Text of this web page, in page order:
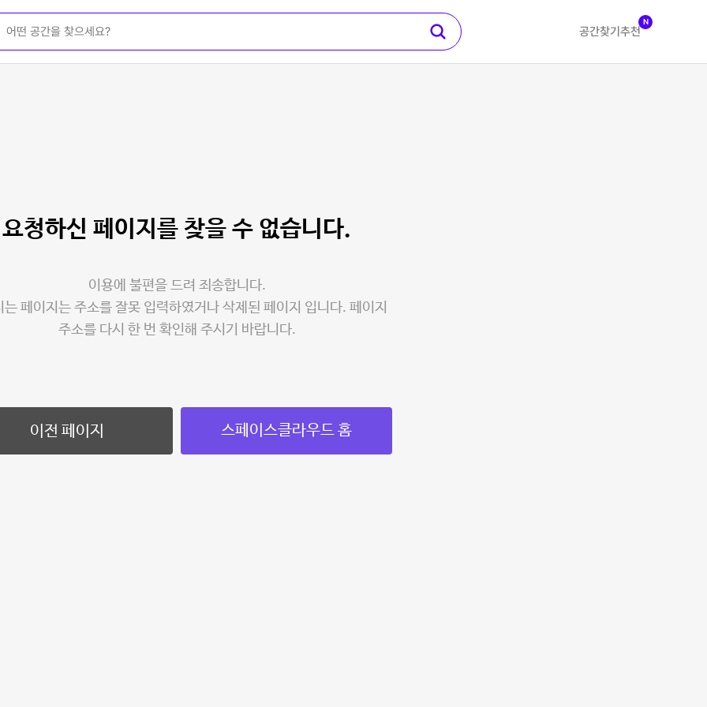
공간찾기 추천
N
요청하신 페이지를 찾을 수 없습니다.
이용에 불편을 드려 죄송합니다.
는 페이지는 주소를 잘못 입력하였거나 삭제된 페이지 입니다. 페이지
주소를 다시 한 번 확인해 주시기 바랍니다.
이전 페이지 스페이스클라우드 홈